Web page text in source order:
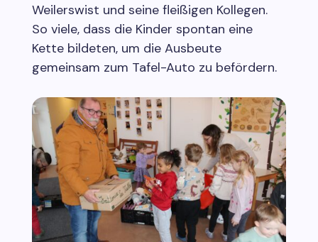
Weilerswist und seine fleißigen Kollegen.
So viele, dass die Kinder spontan eine
Kette bildeten, um die Ausbeute
gemeinsam zum Tafel-Auto zu befördern.